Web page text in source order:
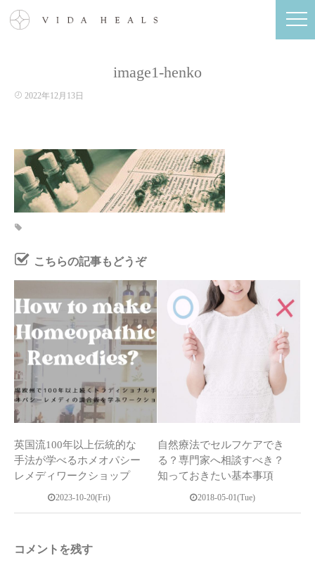
image1-henko
2022年12月13日
こちらの記事もどうぞ
英国流100年以上伝統的な
手法が学べるホメオパシー
レメディワークショップ
2023-10-20(Fri)
自然療法でセルフケアでき
る？専門家へ相談すべき？
知っておきたい基本事項
2018-05-01(Tue)
コメントを残す